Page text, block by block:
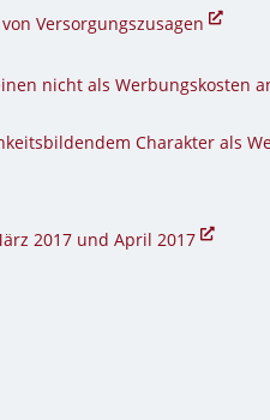
Versorgungszusagen
nicht als Werbungskosten
Charakter als
2017 und April 2017